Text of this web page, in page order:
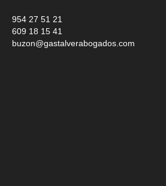
954 27 51 21
609 18 15 41
buzon@gastalverabogados.com